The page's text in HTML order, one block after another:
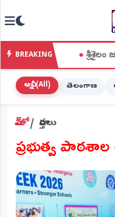
హోమ్
(Home)
STREAMING
లైవ్
టీవీ
(Live
TV)
లైవ్
BREAKING
●శ్రీశైలం జలాశయానికి
అన్నీ (All) తెలంగాణ
హోమ్ వార్తలు
ప్రభుత్వ